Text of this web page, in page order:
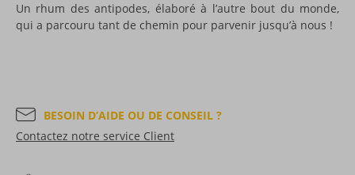
Un rhum des antipodes, élaboré à l’autre bout du monde,
qui a parcouru tant de chemin pour parvenir jusqu’à nous !
BESOIN D’AIDE OU DE CONSEIL ?
Contactez notre service Client